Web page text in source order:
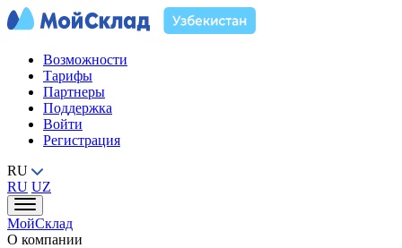
Возможности
Тарифы
Партнеры
Поддержка
Войти
Регистрация
RU
RU UZ
МойСклад
О компании